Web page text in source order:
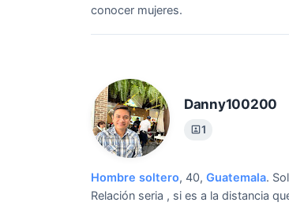
conocer mujeres.
Danny100200
1
Hombre soltero, 40, Guatemala.
Relación seria , si es a la distancia